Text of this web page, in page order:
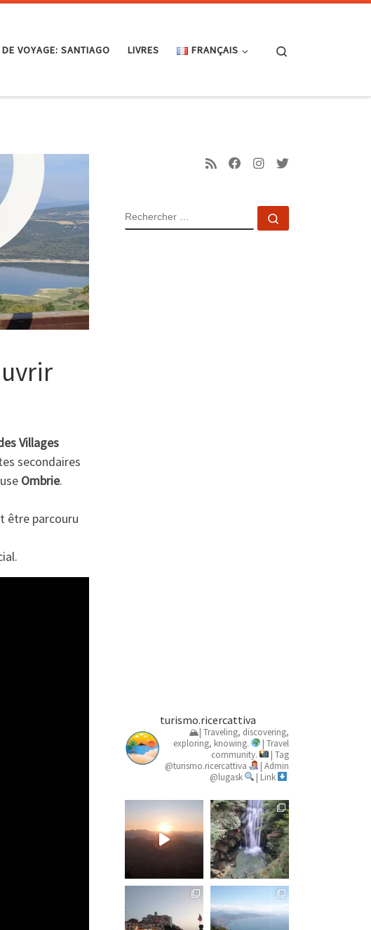
VOYAGE: SANTIAGO LIVRES FRANÇAIS
Villages
secondaires
Ombrie.
être parcouru
RECHERCHER
turismo.ricercattiva
🏔| Traveling, discovering,
exploring, knowing.
| Travel
community.
| Tag
@turismo.ricercattiva
| Admin
@lugask
| Link